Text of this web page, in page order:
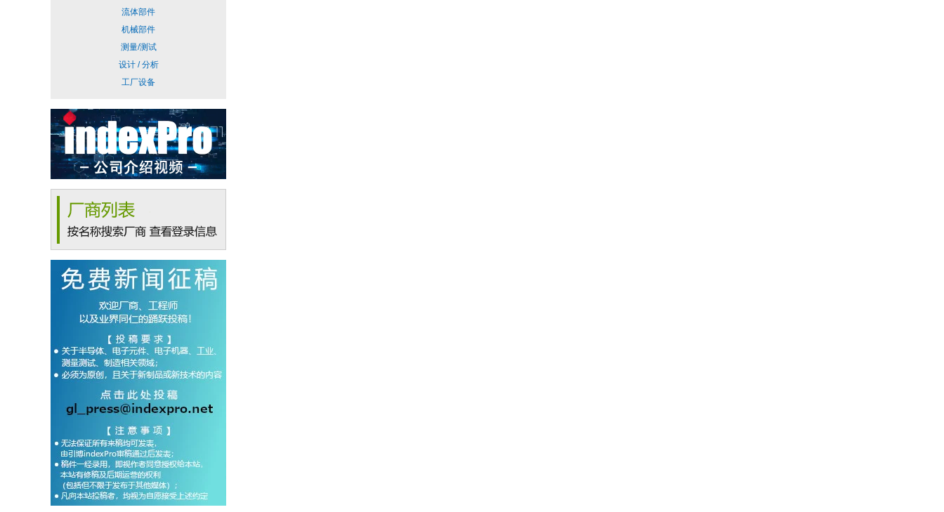
流体部件
机械部件
测量/测试
设计 / 分析
工厂设备